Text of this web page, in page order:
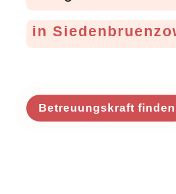
in
Betreuungskraft finden